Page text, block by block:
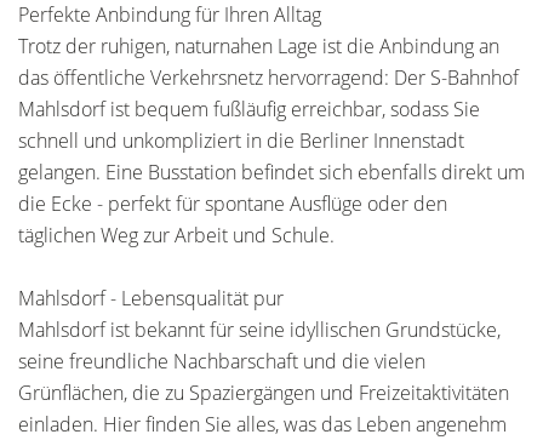
Perfekte Anbindung für Ihren Alltag
Trotz der ruhigen, naturnahen Lage ist die Anbindung an
das öffentliche Verkehrsnetz hervorragend: Der S-Bahnhof
Mahlsdorf ist bequem fußläufig erreichbar, sodass Sie
schnell und unkompliziert in die Berliner Innenstadt
gelangen. Eine Busstation befindet sich ebenfalls direkt um
die Ecke - perfekt für spontane Ausflüge oder den
täglichen Weg zur Arbeit und Schule.
Mahlsdorf - Lebensqualität pur
Mahlsdorf ist bekannt für seine idyllischen Grundstücke,
seine freundliche Nachbarschaft und die vielen
Grünflächen, die zu Spaziergängen und Freizeitaktivitäten
einladen. Hier finden Sie alles, was das Leben angenehm